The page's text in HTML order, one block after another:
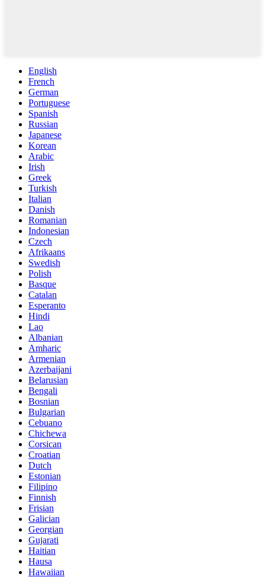
English
French
German
Portuguese
Spanish
Russian
Japanese
Korean
Arabic
Irish
Greek
Turkish
Italian
Danish
Romanian
Indonesian
Czech
Afrikaans
Swedish
Polish
Basque
Catalan
Esperanto
Hindi
Lao
Albanian
Amharic
Armenian
Azerbaijani
Belarusian
Bengali
Bosnian
Bulgarian
Cebuano
Chichewa
Corsican
Croatian
Dutch
Estonian
Filipino
Finnish
Frisian
Galician
Georgian
Gujarati
Haitian
Hausa
Hawaiian